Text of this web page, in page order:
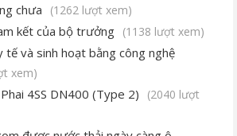
chưa
(1262 lượt xem)
kết của bộ trưởng (1138 lượt xem)
tế và sinh hoạt bằng công nghệ
xem)
4SS DN400 (Type 2)
(2040 lượt